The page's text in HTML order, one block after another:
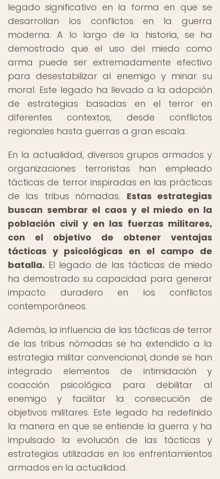
legado significativo en la forma en que se
desarrollan los conflictos en la guerra
moderna. A lo largo de la historia, se ha
demostrado que el uso del miedo como
arma puede ser extremadamente efectivo
para desestabilizar al enemigo y minar su
moral. Este legado ha llevado a la adopción
de estrategias basadas en el terror en
diferentes contextos, desde conflictos
regionales hasta guerras a gran escala.
En la actualidad, diversos grupos armados y
organizaciones terroristas han empleado
tácticas de terror inspiradas en las prácticas
de las tribus nómadas. Estas estrategias
buscan sembrar el caos y el miedo en la
población civil y en las fuerzas militares,
con el objetivo de obtener ventajas
tácticas y psicológicas en el campo de
batalla. El legado de las tácticas de miedo
ha demostrado su capacidad para generar
impacto duradero en los conflictos
contemporáneos.
Además, la influencia de las tácticas de terror
de las tribus nómadas se ha extendido a la
estrategia militar convencional, donde se han
integrado elementos de intimidación y
coacción psicológica para debilitar al
enemigo y facilitar la consecución de
objetivos militares. Este legado ha redefinido
la manera en que se entiende la guerra y ha
impulsado la evolución de las tácticas y
estrategias utilizadas en los enfrentamientos
armados en la actualidad.